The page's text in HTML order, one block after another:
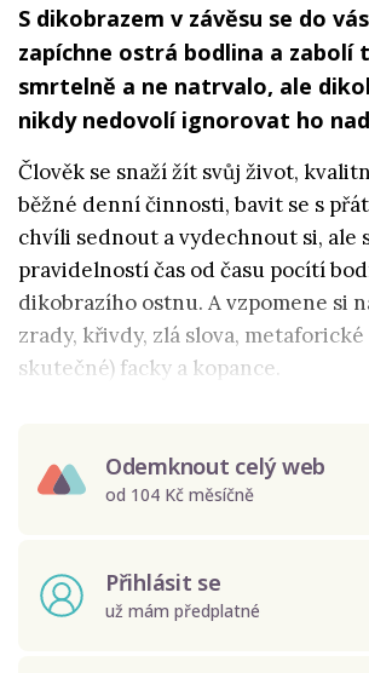
S dikobrazem v závěsu se do
zapíchne ostrá bodlina a zabolí
smrtelně a ne natrvalo, ale
nikdy nedovolí ignorovat ho
Člověk se snaží žít svůj život,
běžné denní činnosti, bavit se s
chvíli sednout a vydechnout si, ale
pravidelností čas od času pocítí
dikobrazího ostnu. A vzpomene si
zrady, křivdy, zlá slova, metaforické
skutečné) facky a kopance.
Odemknout celý web
od 104 Kč měsíčně
Přihlásit se
už mám předplatné